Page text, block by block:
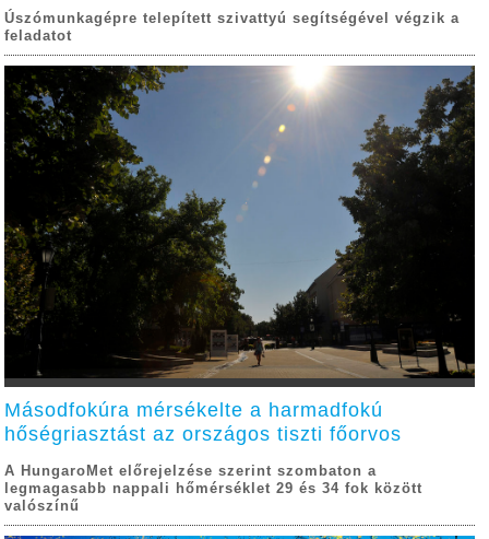
Úszómunkagépre telepített szivattyú segítségével végzik a
feladatot
Másodfokúra mérsékelte a harmadfokú
hőségriasztást az országos tiszti főorvos
A HungaroMet előrejelzése szerint szombaton a
legmagasabb nappali hőmérséklet 29 és 34 fok között
valószínű